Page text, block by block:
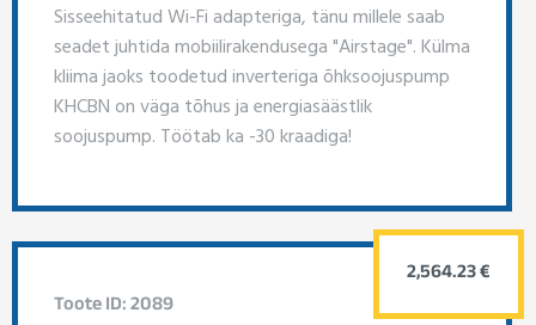
Sisseehitatud Wi-Fi adapteriga, tänu millele saab
seadet juhtida mobiilirakendusega "Airstage". Külma
kliima jaoks toodetud inverteriga õhksoojuspump
KHCBN on väga tõhus ja energiasäästlik
soojuspump. Töötab ka -30 kraadiga!
Toote ID: 2089
2,564.23 €